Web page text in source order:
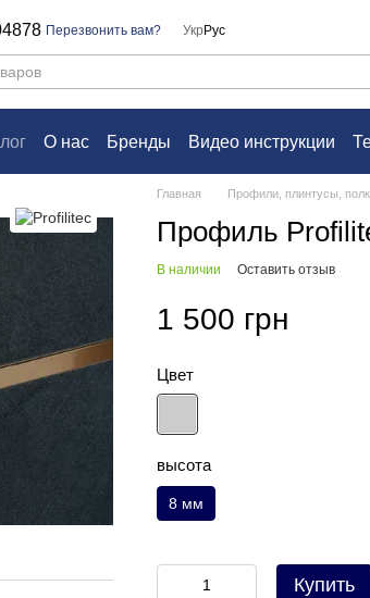
Перезвонить вам? Укр Рус
О нас Бренды Видео инструкции
Главная Профили, плинтусы,
Профиль
В наличии Оставить отзыв
1 500 грн
Цвет
высота
8 мм
Купить